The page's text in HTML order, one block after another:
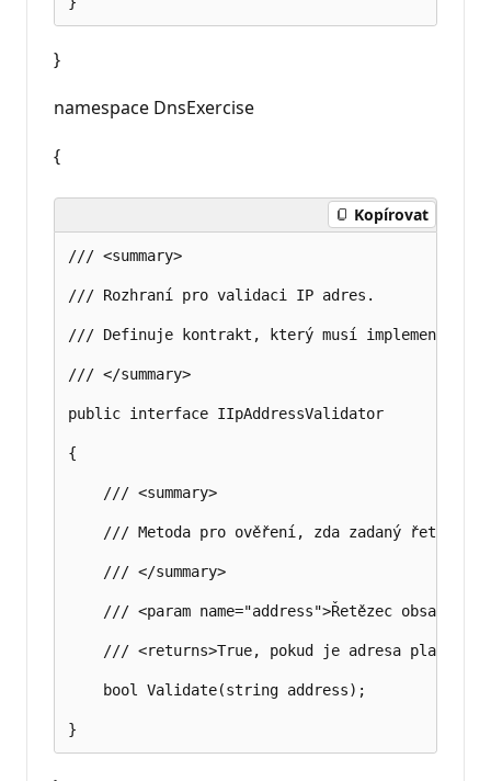
}
namespace DnsExercise
{
Kopírovat
/// <summary>
/// Rozhraní pro validaci IP adres.
/// Definuje kontrakt, který musí
/// </summary>
public interface IIpAddressValidator
{
    /// <summary>
/// Metoda pro ověření, zda zadaný řetězec
    /// </summary>
/// <param name="address">Řetězec
/// <returns>True, pokud je adresa platná;
    bool Validate(string address);